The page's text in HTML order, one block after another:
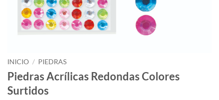
INICIO / PIEDRAS
Piedras Acrílicas Redondas Colores
Surtidos